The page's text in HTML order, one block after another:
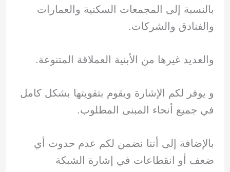
بالنسبة إلى المجمعات السكنية والعمارات
والفنادق والشركات.
والعديد غيرها من الأبنية العملاقة المتنوعة.
و يوفر لكم الإشارة ويقوم بتقويتها بشكل كامل
في جميع أنحاء المبنى المطلوب.
بالإضافة إلى أننا نضمن لكم عدم حدوث أي
ضعف أو انقطاعات في إشارة الشبكة